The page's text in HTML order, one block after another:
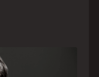
médica: saiba